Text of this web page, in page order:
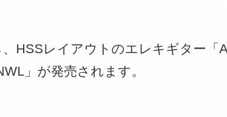
、HSSレイアウトのエレキギター「
」が発売されます。